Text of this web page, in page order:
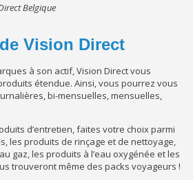
Belgique
Vision Direct
à son actif, Vision Direct vous
étendue. Ainsi, vous pourrez vous
bi-mensuelles, mensuelles,
d’entretien, faites votre choix parmi
les produits de rinçage et de nettoyage,
gaz, les produits à l’eau oxygénée et les
trouveront même des packs voyageurs !